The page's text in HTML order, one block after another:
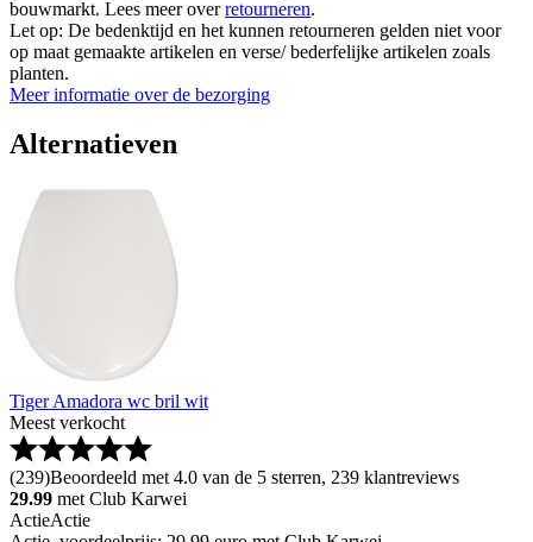
bouwmarkt. Lees meer overretourneren.
Let op: De bedenktijd en het kunnen retourneren gelden niet voor
op maat gemaakte artikelen en verse/ bederfelijke artikelen zoals
planten.
Meer informatie over de bezorging
Alternatieven
Tiger Amadora wc bril wit
Meest verkocht
(239)Beoordeeld met 4.0 van de 5 sterren, 239 klantreviews
29.99 met Club Karwei
ActieActie